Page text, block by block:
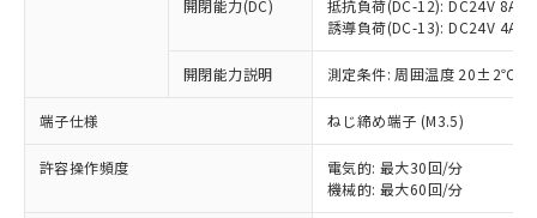
開閉能力(DC)
抵抗負荷(DC-12): DC24V 8A/
誘導負荷(DC-13): DC24V 4A/
開閉能力説明 測定条件: 周囲温度 20±2℃、
端子仕様 ねじ締め端子 (M3.5)
許容操作頻度
電気的: 最大30回/分
機械的: 最大60回/分
ことをご了承ください。
在庫状況および標準価格照会結果は、
記載している更新日時点での社内デー
タに基づき作成されるものであり、閲
覧された時点での実際の在庫および標
準価格とは異なる場合があることをご
正式な納期状況および標準価格はお客
むを得ず変更することがあります。
*EU RoHS指令（10物質）：
鉛(Pb) 1000ppm以下、 水銀(Hg) 1000ppm以下、 カド
ミウム(Cd) 100ppm以下、
六価クロム(Cr(Ⅵ)) 1000ppm以下、ポリ臭化ビフェニル
類(PBB) 1000ppm以下、ポリ臭化ジフェニルエーテル類
(PBDE) 1000ppm以下、フタル酸ビス(2-エチルヘキシ
ル) (DEHP)(別名：DOP) 1000ppm以下、フタル酸ブチ
「－」：未確認です。当社販売部門へお問
*中国RoHS10物質の基準値 (GB/T26572)：
Pb(鉛) :1000ppm、 Hg(水銀) : 1000ppm、 Cd(カドミウ
ニル類) : 1000ppm、 PBDEs(ポリ臭化ジフェニルエーテ
DBP(フタル酸ジブチル) : 1000ppm、 DIBP(フタル酸ジ
当社は、これら貴社製品のうち、外国
為替および外国貿易法に定める商品
（以下｢規制貨物等」という）を輸出
または国外への提供する場合は、日本
国政府の輸出許可(または役務取引許
可)を取得するなどの必要な手続きを
当社は規制貨物を破棄する場合は、完
全に破砕するなど、違法に輸出されな
○ 一定数以上の在庫あり